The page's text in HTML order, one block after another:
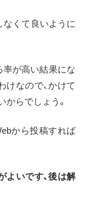
なくて良いように
率が高い結果にな
けなので、かけて
らでしょう。
から投稿すれば
よいです、後は解